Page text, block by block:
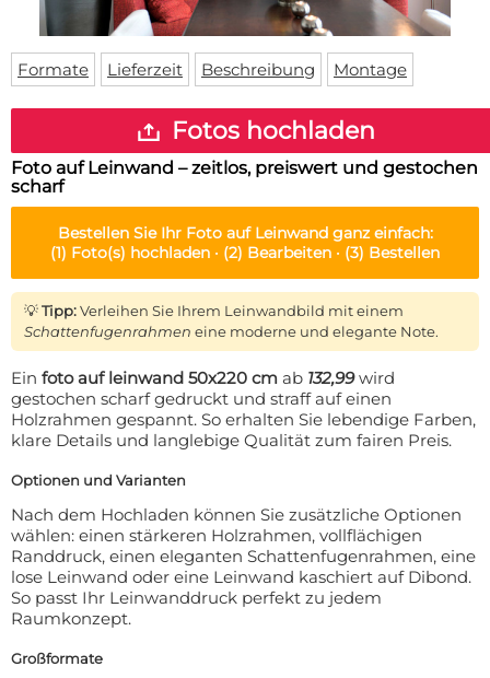
Fußmatte
Bodenmatte
Custom skateboard deck
Über uns
Lieferzeiten
Login
WhatsApp
Formate Lieferzeit Beschreibung Montage
Fotos hochladen
Foto auf Leinwand – zeitlos, preiswert und gestochen
scharf
Bestellen Sie Ihr Foto auf Leinwandganz einfach:
(1) Foto(s) hochladen · (2) Bearbeiten · (3) Bestellen
💡Tipp:Verleihen Sie Ihrem Leinwandbild mit einem
Schattenfugenrahmen eine moderne und elegante Note.
Ein foto auf leinwand 50x220 cm ab 132,99wird
gestochen scharf gedruckt und straff auf einen
Holzrahmen gespannt. So erhalten Sie lebendige Farben,
klare Details und langlebige Qualität zum fairen Preis.
Optionen und Varianten
Nach dem Hochladen können Sie zusätzliche Optionen
wählen: einen stärkeren Holzrahmen, vollflächigen
Randdruck, einen eleganten Schattenfugenrahmen, eine
lose Leinwand oder eine Leinwand kaschiert auf Dibond.
So passt Ihr Leinwanddruck perfekt zu jedem
Raumkonzept.
Großformate